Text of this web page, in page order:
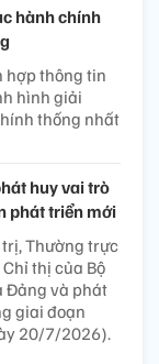
hành chính
hợp thông tin
hình giải
thống nhất
huy vai trò
phát triển mới
trị, Thường trực
thị của Bộ
Đảng và phát
giai đoạn
20/7/2026).